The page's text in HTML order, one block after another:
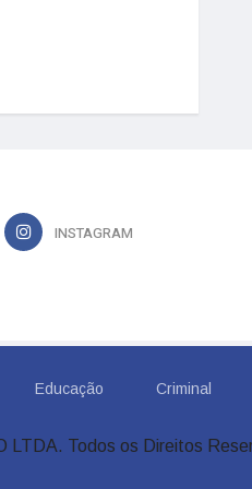
INSTAGRAM
Educação Criminal
LTDA. Todos os Direitos